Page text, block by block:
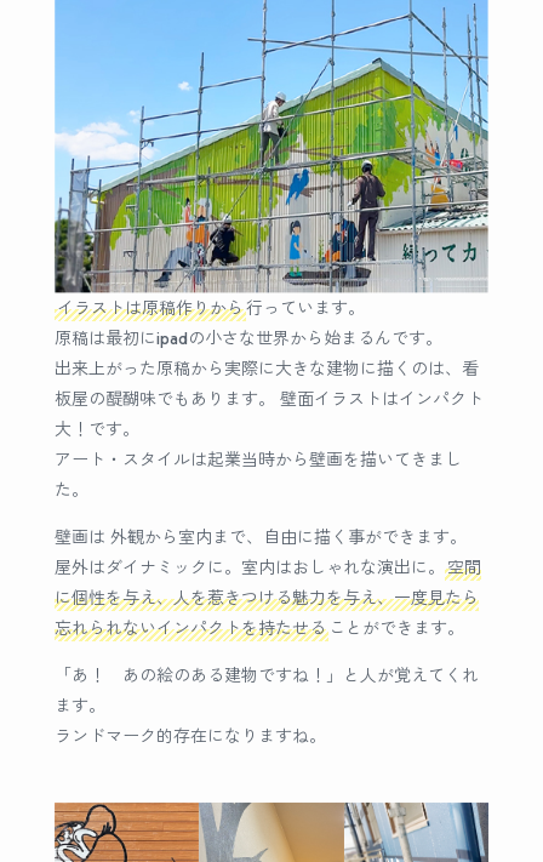
イラストは原稿作りから行っています。
原稿は最初にipadの小さな世界から始まるんです。
出来上がった原稿から実際に大きな建物に描くのは、看
板屋の醍醐味でもあります。 壁面イラストはインパクト
大！です。
アート・スタイルは起業当時から壁画を描いてきまし
た。
壁画は 外観から室内まで、自由に描く事ができます。
屋外はダイナミックに。室内はおしゃれな演出に。
空間
に個性を与え、人を惹きつける魅力を与え、一度見たら
忘れられないインパクトを持たせることができます。
「あ！ あの絵のある建物ですね！」と人が覚えてくれ
ます。
ランドマーク的存在になりますね。